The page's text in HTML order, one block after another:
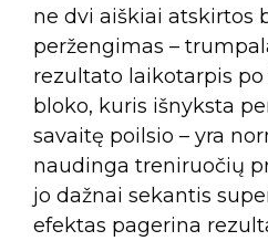
ne dvi aiškiai atskirtos
peržengimas –
rezultato laikotarpis
bloko, kuris išnyksta
savaitę poilsio – yra
naudinga treniruočių
jo dažnai sekantis
efektas pagerina